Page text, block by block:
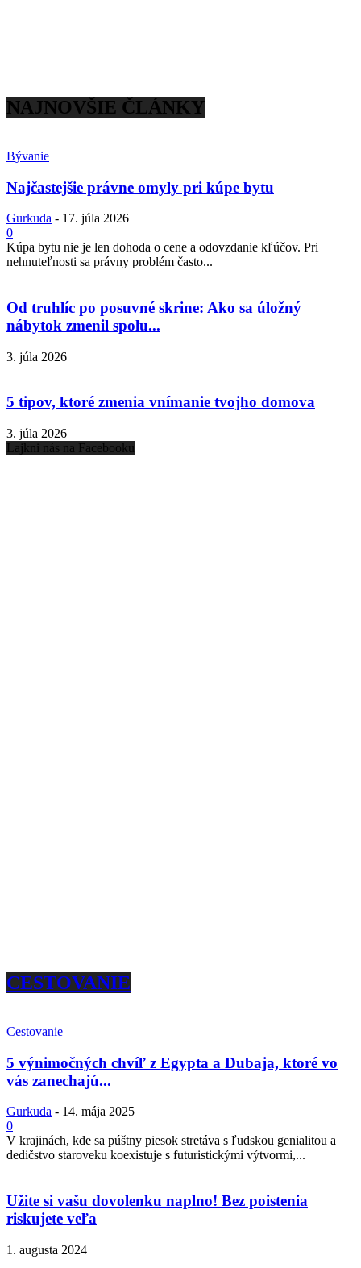
NAJNOVŠIE ČLÁNKY
Bývanie
Najčastejšie právne omyly pri kúpe bytu
Gurkuda - 17. júla 2026
0
Kúpa bytu nie je len dohoda o cene a odovzdanie kľúčov. Pri
nehnuteľnosti sa právny problém často...
Od truhlíc po posuvné skrine: Ako sa úložný
nábytok zmenil spolu...
3. júla 2026
5 tipov, ktoré zmenia vnímanie tvojho domova
3. júla 2026
Lajkni nás na Facebooku
CESTOVANIE
Cestovanie
5 výnimočných chvíľ z Egypta a Dubaja, ktoré vo
vás zanechajú...
Gurkuda - 14. mája 2025
0
V krajinách, kde sa púštny piesok stretáva s ľudskou genialitou a
dedičstvo staroveku koexistuje s futuristickými výtvormi,...
Užite si vašu dovolenku naplno! Bez poistenia
riskujete veľa
1. augusta 2024